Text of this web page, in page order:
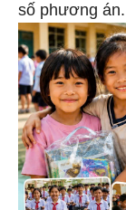
số phương án.